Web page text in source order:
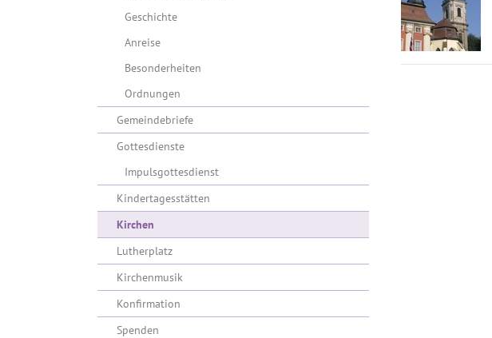
Geschichte
Anreise
Besonderheiten
Ordnungen
Gemeindebriefe
Gottesdienste
Impulsgottesdienst
Kindertagesstätten
Kirchen
Lutherplatz
Kirchenmusik
Konfirmation
Spenden